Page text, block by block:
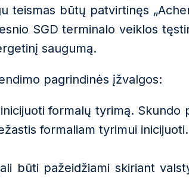
teismas būtų patvirtinęs „
SGD terminalo veiklos
saugumą.
o pagrindinės įžvalgos:
formalų tyrimą. Skundo
formaliam tyrimui inicijuoti.
būti pažeidžiami skiriant